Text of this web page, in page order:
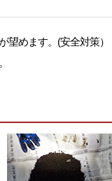
めます。(安全対策）